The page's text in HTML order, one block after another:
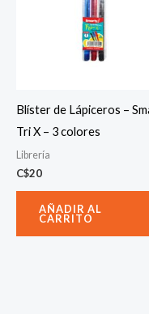
Blíster de Lápiceros –
Tri X – 3 colores
Librería
C$20
AÑADIR AL
CARRITO